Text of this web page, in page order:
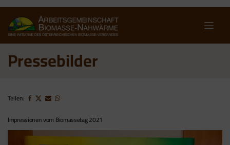
content
Pressebilder
Teilen:
Impressionen vom Biomassetag 2021